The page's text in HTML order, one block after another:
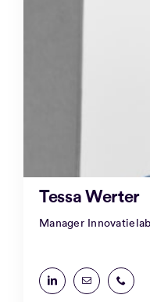
Tessa Werter
Manager Innovatielab